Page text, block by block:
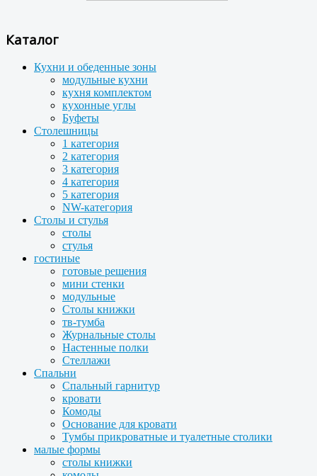
Каталог
Кухни и обеденные зоны
модульные кухни
кухня комплектом
кухонные углы
Буфеты
Столешницы
1 категория
2 категория
3 категория
4 категория
5 категория
NW-категория
Столы и стулья
столы
стулья
гостиные
готовые решения
мини стенки
модульные
Столы книжки
тв-тумба
Журнальные столы
Настенные полки
Стеллажи
Спальни
Спальный гарнитур
кровати
Комоды
Основание для кровати
Тумбы прикроватные и туалетные столики
малые формы
столы книжки